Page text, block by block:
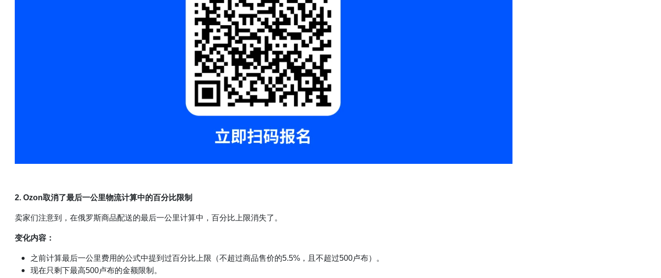
2. Ozon取消了最后一公里物流计算中的百分比限制
卖家们注意到，在俄罗斯商品配送的最后一公里计算中，百分比上限消失了。
变化内容：
之前计算最后一公里费用的公式中提到过百分比上限（不超过商品售价的5.5%，且不超过500卢布）。
现在只剩下最高500卢布的金额限制。